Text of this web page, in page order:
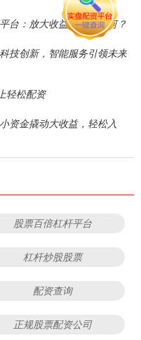
台：放大收益，风险几何？
技创新，智能服务引领未来
轻松配资
资金撬动大收益，轻松入
股票百倍杠杆平台
杠杆炒股股票
配资查询
正规股票配资公司